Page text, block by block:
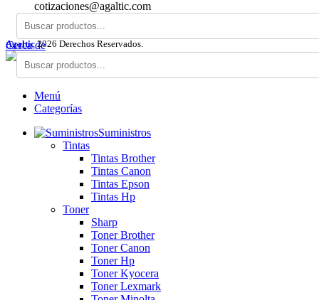
cotizaciones@agaltic.com
Agaltic 2026 Derechos Reservados.
Cerca de
Menú
Categorías
Suministros
Tintas
Tintas Brother
Tintas Canon
Tintas Epson
Tintas Hp
Toner
Sharp
Toner Brother
Toner Canon
Toner Hp
Toner Kyocera
Toner Lexmark